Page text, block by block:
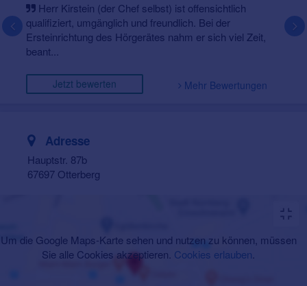
Herr Kirstein (der Chef selbst) ist offensichtlich
qualifiziert, umgänglich und freundlich. Bei der
Ersteinrichtung des Hörgerätes nahm er sich viel Zeit,
beant...
Jetzt bewerten Mehr Bewertungen
Adresse
Hauptstr. 87b
67697 Otterberg
Um die Google Maps-Karte sehen und nutzen zu können, müssen
Sie alle Cookies akzeptieren. Cookies erlauben